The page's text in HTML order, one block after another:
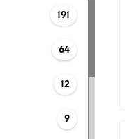
191
64
12
9